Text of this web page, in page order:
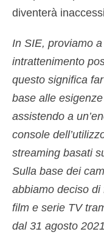
diventerà
In SIE, proviamo
intrattenimento
questo significa
base alle
assistendo a
console
streaming basati
Sulla base dei
abbiamo deciso
film e serie TV
dal 31 agosto